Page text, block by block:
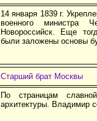
14 января 1839 г.
военного министра
Новороссийск. Еще
были заложены основы
Старший брат Москвы
По страницам
архитектуры. Владимир